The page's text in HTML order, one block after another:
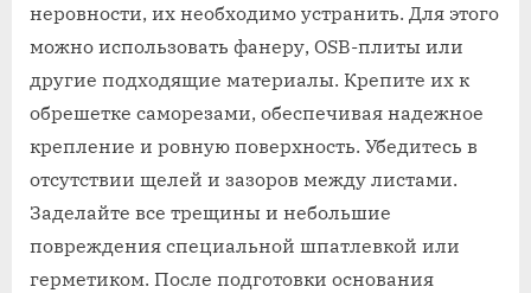
неровности, их необходимо устранить. Для этого
можно использовать фанеру, OSB-плиты или
другие подходящие материалы. Крепите их к
обрешетке саморезами, обеспечивая надежное
крепление и ровную поверхность. Убедитесь в
отсутствии щелей и зазоров между листами.
Заделайте все трещины и небольшие
повреждения специальной шпатлевкой или
герметиком. После подготовки основания